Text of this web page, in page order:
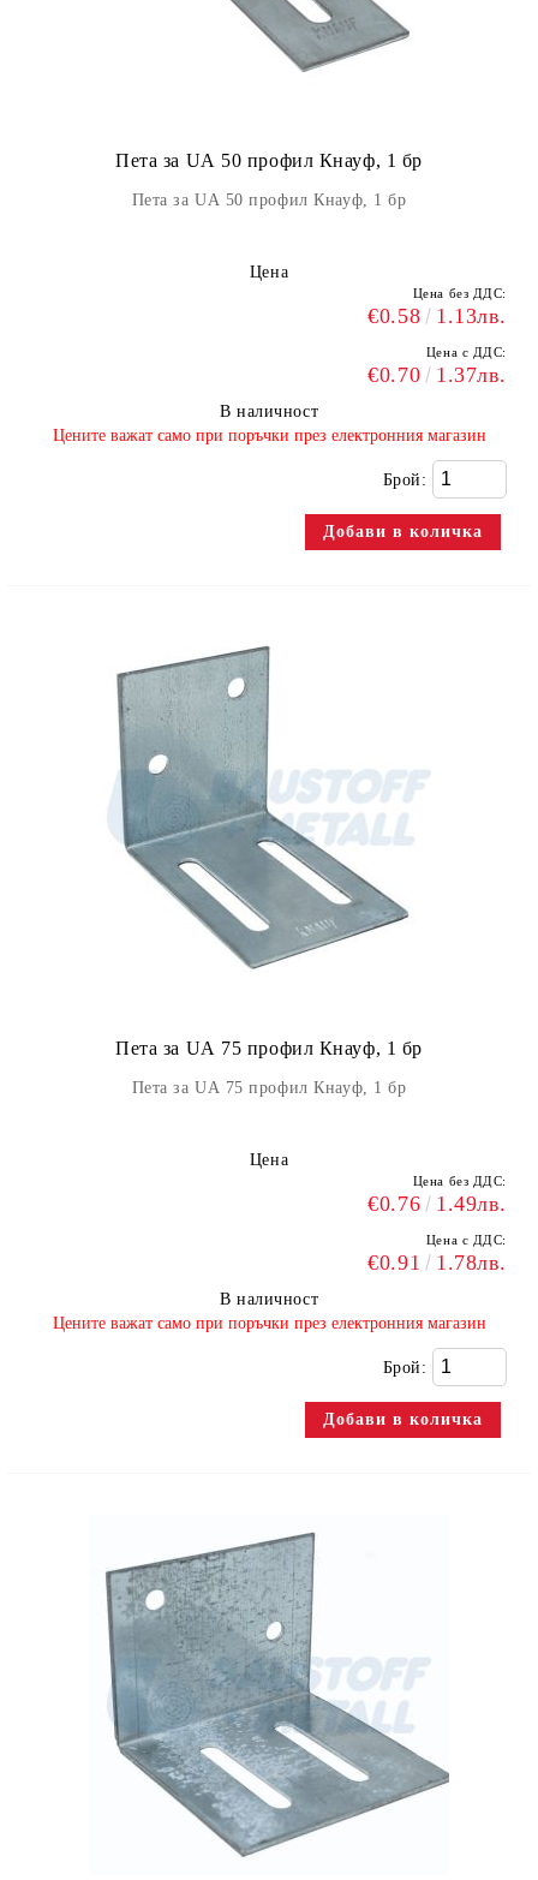
Пета за UА 50 профил Кнауф, 1 бр
Пета за UА 50 профил Кнауф, 1 бр
Цена
Цена без ДДС:
€0.58 1.13лв.
Цена с ДДС:
€0.70 1.37лв.
В наличност
​Цените важат само при поръчки през електронния магазин
Брой:
Пета за UА 75 профил Кнауф, 1 бр
Пета за UА 75 профил Кнауф, 1 бр
Цена
Цена без ДДС:
€0.76 1.49лв.
Цена с ДДС:
€0.91 1.78лв.
В наличност
​Цените важат само при поръчки през електронния магазин
Брой: